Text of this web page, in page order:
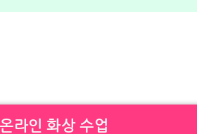
온라인 화상 수업